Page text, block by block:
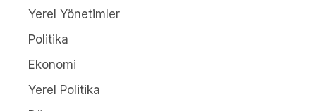
Yerel Yönetimler
Politika
Ekonomi
Yerel Politika